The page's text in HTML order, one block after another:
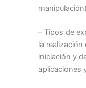
– Tipos de
la
iniciación y
aplicaciones